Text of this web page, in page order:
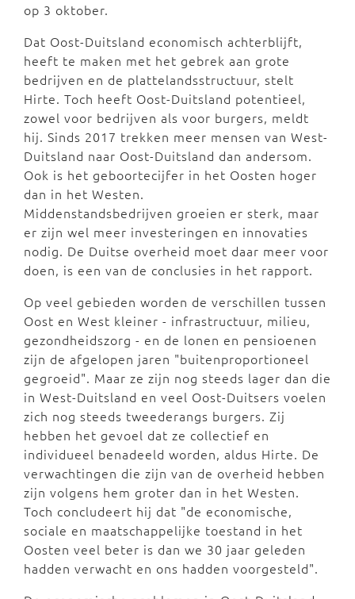
op 3 oktober.
Dat Oost-Duitsland economisch achterblijft,
heeft te maken met het gebrek aan grote
bedrijven en de plattelandsstructuur, stelt
Hirte. Toch heeft Oost-Duitsland potentieel,
zowel voor bedrijven als voor burgers, meldt
hij. Sinds 2017 trekken meer mensen van West-
Duitsland naar Oost-Duitsland dan andersom.
Ook is het geboortecijfer in het Oosten hoger
dan in het Westen.
Middenstandsbedrijven groeien er sterk, maar
er zijn wel meer investeringen en innovaties
nodig. De Duitse overheid moet daar meer voor
doen, is een van de conclusies in het rapport.
Op veel gebieden worden de verschillen tussen
Oost en West kleiner - infrastructuur, milieu,
gezondheidszorg - en de lonen en pensioenen
zijn de afgelopen jaren "buitenproportioneel
gegroeid". Maar ze zijn nog steeds lager dan die
in West-Duitsland en veel Oost-Duitsers voelen
zich nog steeds tweederangs burgers. Zij
hebben het gevoel dat ze collectief en
individueel benadeeld worden, aldus Hirte. De
verwachtingen die zijn van de overheid hebben
zijn volgens hem groter dan in het Westen.
Toch concludeert hij dat "de economische,
sociale en maatschappelijke toestand in het
Oosten veel beter is dan we 30 jaar geleden
hadden verwacht en ons hadden voorgesteld".